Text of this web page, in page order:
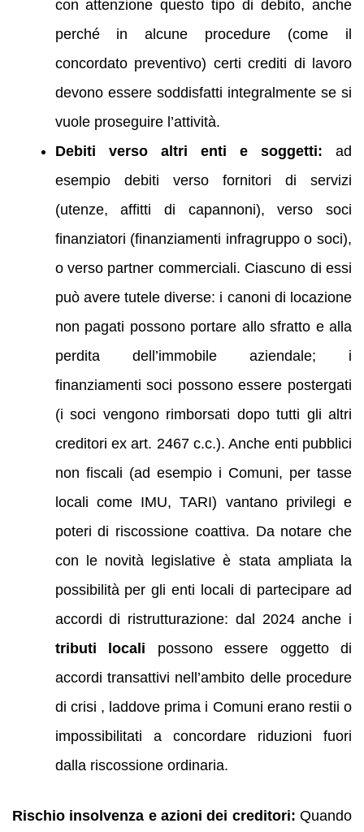
con attenzione questo tipo di debito, anche
perché in alcune procedure (come il
concordato preventivo) certi crediti di lavoro
devono essere soddisfatti integralmente se si
vuole proseguire l’attività.
Debiti verso altri enti e soggetti: ad
esempio debiti verso fornitori di servizi
(utenze, affitti di capannoni), verso soci
finanziatori (finanziamenti infragruppo o soci),
o verso partner commerciali. Ciascuno di essi
può avere tutele diverse: i canoni di locazione
non pagati possono portare allo sfratto e alla
perdita dell’immobile aziendale; i
finanziamenti soci possono essere postergati
(i soci vengono rimborsati dopo tutti gli altri
creditori ex art. 2467 c.c.). Anche enti pubblici
non fiscali (ad esempio i Comuni, per tasse
locali come IMU, TARI) vantano privilegi e
poteri di riscossione coattiva. Da notare che
con le novità legislative è stata ampliata la
possibilità per gli enti locali di partecipare ad
accordi di ristrutturazione: dal 2024 anche i
tributi locali possono essere oggetto di
accordi transattivi nell’ambito delle procedure
di crisi , laddove prima i Comuni erano restii o
impossibilitati a concordare riduzioni fuori
dalla riscossione ordinaria.
Rischio insolvenza e azioni dei creditori: Quando